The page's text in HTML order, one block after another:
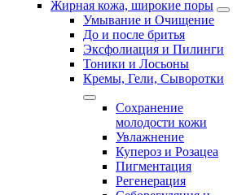
Жирная кожа, широкие поры
Умывание и Очищение
До и после бритья
Эксфолиация и Пилинги
Тоники и Лосьоны
Кремы, Гели, Сыворотки
Сохранение
молодости кожи
Увлажнение
Купероз и Розацеа
Пигментация
Регенерация